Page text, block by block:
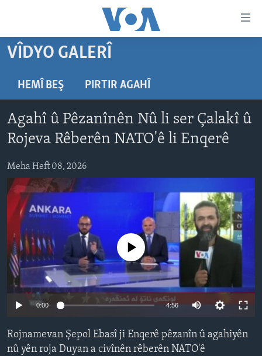
Yekser
here
naveroka
serekî
here
Malpera
serekî
Yekser
here
Lêgerînê
NÛÇE
FOTO GALERÎ
RADYO
HEVPEYVÎN
AMERÎKA
TIRKÎYE
SÛRÎYE
ÎRAQ
ÎRAN
ROJHILATA NAVÎN
CÎHAN
ÇAND Û HUNER
SERNIVÎS
Learning English
VÎDYO GALERÎ
HEMÎ BEŞ PIRTIR AGAHÎ
Agahî û Pêzanînên Nû li ser Çalakî û
Rojeva Rêberên NATO'ê li Enqerê
Meha Heft 08, 2026
No media source currently available
0:00 4:56
360p
Rojnamevan Şepol Ebasî ji Enqerê pêzanîn û agahiyên
nû yên roja Duyan a civînên rêberên NATO'ê